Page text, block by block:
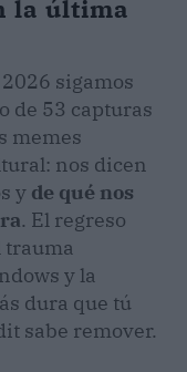
la última
sigamos
de 53 capturas
memes
nos dicen
y de qué nos
. El regreso
trauma
y la
dura que tú
sabe remover.